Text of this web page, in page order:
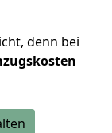
denn bei